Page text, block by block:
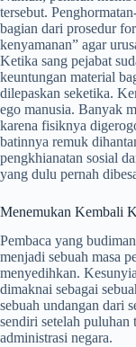
tersebut.
bagian dari prosedur
kenyamanan” agar
Ketika sang pejabat
keuntungan material
dilepaskan seketika.
ego manusia. Banyak
karena fisiknya
batinnya remuk
pengkhianatan sosial
yang dulu pernah
Menemukan Kembali
Pembaca yang
menjadi sebuah masa
menyedihkan.
dimaknai sebagai
sebuah undangan dari
sendiri setelah
administrasi negara.